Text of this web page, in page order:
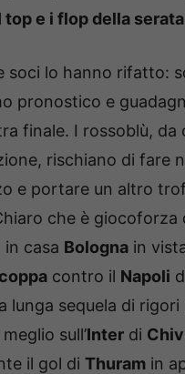
top e i flop della serata
soci lo hanno rifatto:
pronostico e
finale. I rossoblù, da
rischiano di fare
e portare un altro
che è giocoforza
in casa Bologna in
contro il Napoli
lunga sequela di rigori
sull’Inter di
il gol di Thuram in